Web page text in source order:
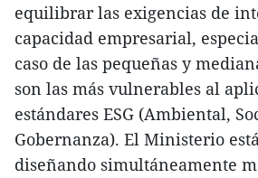
equilibrar las exigencias de
capacidad empresarial,
caso de las pequeñas y
son las más vulnerables al
estándares ESG (Ambiental,
Gobernanza). El Ministerio
diseñando simultáneamente